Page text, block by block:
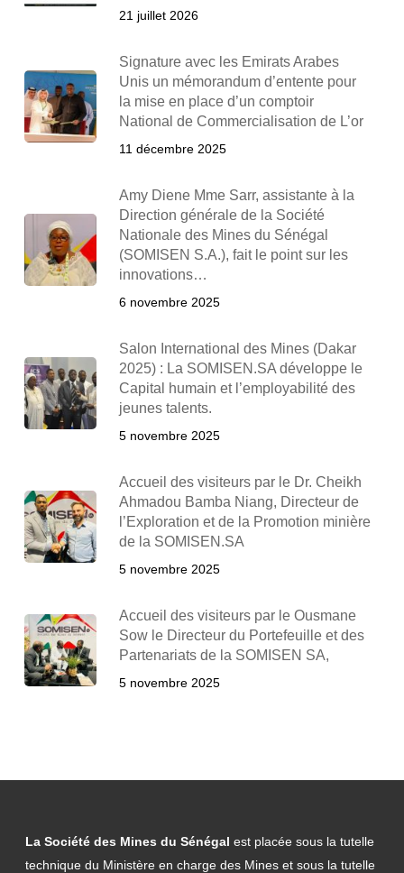
21 juillet 2026
Signature avec les Emirats Arabes
Unis un mémorandum d’entente pour
la mise en place d’un comptoir
National de Commercialisation de L’or
11 décembre 2025
Amy Diene Mme Sarr, assistante à la
Direction générale de la Société
Nationale des Mines du Sénégal
(SOMISEN S.A.), fait le point sur les
innovations…
6 novembre 2025
Salon International des Mines (Dakar
2025) : La SOMISEN.SA développe le
Capital humain et l’employabilité des
jeunes talents.
5 novembre 2025
Accueil des visiteurs par le Dr. Cheikh
Ahmadou Bamba Niang, Directeur de
l’Exploration et de la Promotion minière
de la SOMISEN.SA
5 novembre 2025
Accueil des visiteurs par le Ousmane
Sow le Directeur du Portefeuille et des
Partenariats de la SOMISEN SA,
5 novembre 2025
La Société des Mines du Sénégal est placée sous la tutelle
technique du Ministère en charge des Mines et sous la tutelle